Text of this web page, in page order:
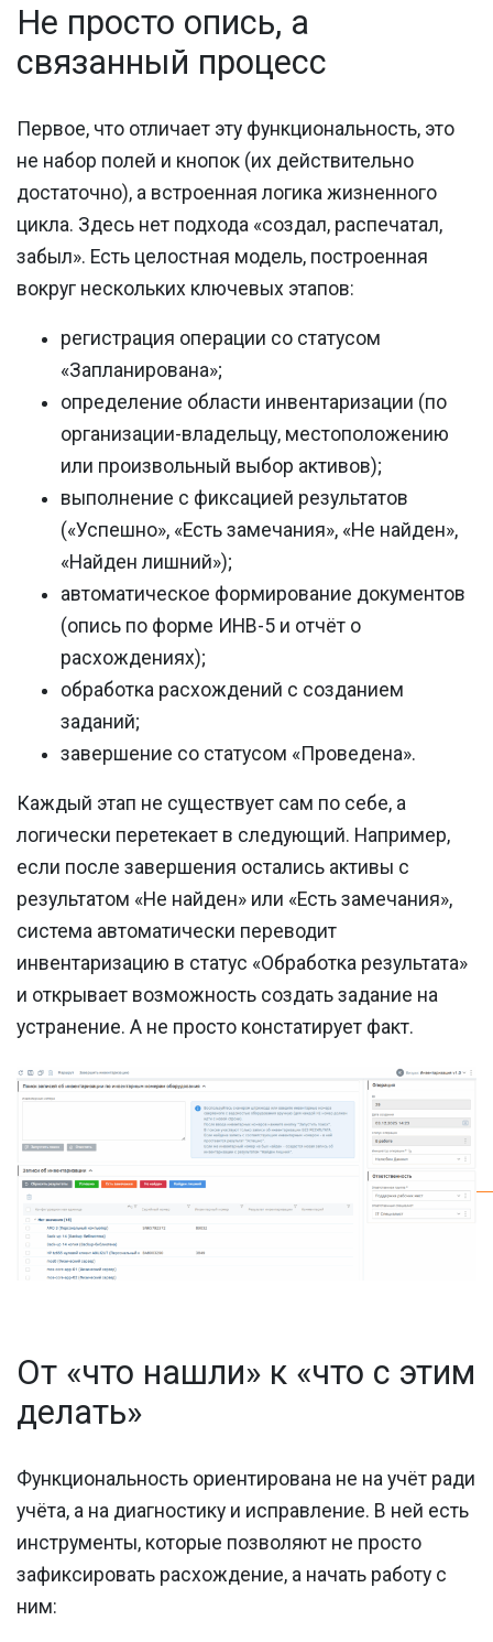
Не просто опись, а
связанный процесс
Первое, что отличает эту функциональность, это
не набор полей и кнопок (их действительно
достаточно), а встроенная логика жизненного
цикла. Здесь нет подхода «создал, распечатал,
забыл». Есть целостная модель, построенная
вокруг нескольких ключевых этапов:
регистрация операции со статусом
«Запланирована»;
определение области инвентаризации (по
организации-владельцу, местоположению
или произвольный выбор активов);
выполнение с фиксацией результатов
(«Успешно», «Есть замечания», «Не найден»,
«Найден лишний»);
автоматическое формирование документов
(опись по форме ИНВ-5 и отчёт о
расхождениях);
обработка расхождений с созданием
заданий;
завершение со статусом «Проведена».
Каждый этап не существует сам по себе, а
логически перетекает в следующий. Например,
если после завершения остались активы с
результатом «Не найден» или «Есть замечания»,
система автоматически переводит
инвентаризацию в статус «Обработка результата»
и открывает возможность создать задание на
устранение. А не просто констатирует факт.
От «что нашли» к «что с этим
делать»
Функциональность ориентирована не на учёт ради
учёта, а на диагностику и исправление. В ней есть
инструменты, которые позволяют не просто
зафиксировать расхождение, а начать работу с
ним: